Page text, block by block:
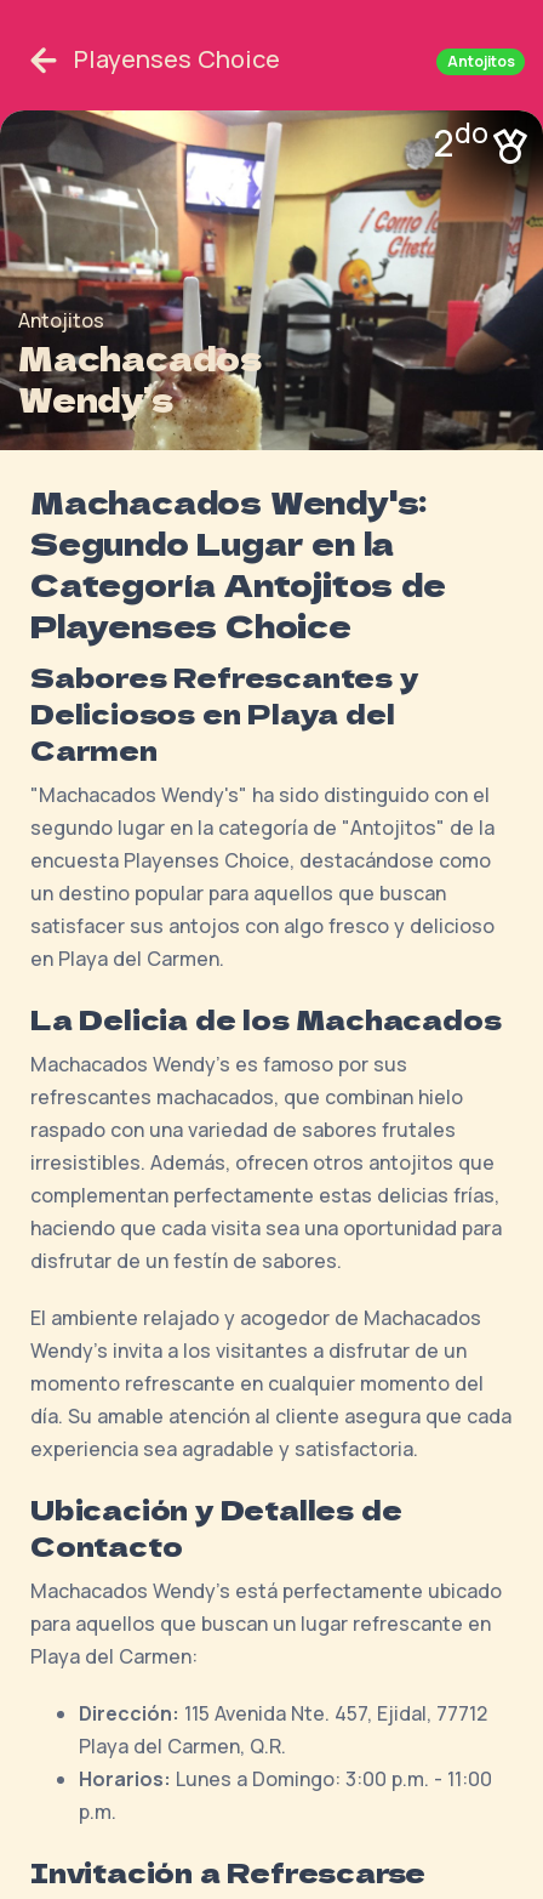
Playenses Choice Antojitos
2do
Antojitos
Machacados
Wendy’s
Machacados Wendy's:
Segundo Lugar en la
Categoría Antojitos de
Playenses Choice
Sabores Refrescantes y
Deliciosos en Playa del
Carmen
"Machacados Wendy's" ha sido distinguido con el
segundo lugar en la categoría de "Antojitos" de la
encuesta Playenses Choice, destacándose como
un destino popular para aquellos que buscan
satisfacer sus antojos con algo fresco y delicioso
en Playa del Carmen.
La Delicia de los Machacados
Machacados Wendy's es famoso por sus
refrescantes machacados, que combinan hielo
raspado con una variedad de sabores frutales
irresistibles. Además, ofrecen otros antojitos que
complementan perfectamente estas delicias frías,
haciendo que cada visita sea una oportunidad para
disfrutar de un festín de sabores.
El ambiente relajado y acogedor de Machacados
Wendy's invita a los visitantes a disfrutar de un
momento refrescante en cualquier momento del
día. Su amable atención al cliente asegura que cada
experiencia sea agradable y satisfactoria.
Ubicación y Detalles de
Contacto
Machacados Wendy's está perfectamente ubicado
para aquellos que buscan un lugar refrescante en
Playa del Carmen:
Dirección: 115 Avenida Nte. 457, Ejidal, 77712
Playa del Carmen, Q.R.
Horarios: Lunes a Domingo: 3:00 p.m. - 11:00
p.m.
Invitación a Refrescarse